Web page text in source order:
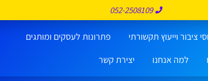
052-2508109
ציבור וייעוץ תקשורתי
פתרונות לעסקים ומותגים
למה אנחנו יצירת קשר